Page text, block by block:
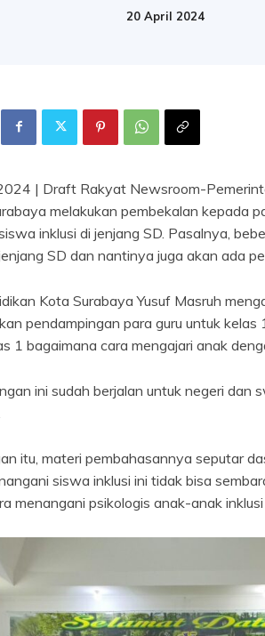
20 April 2024
| Draft Rakyat Newsroom-
melakukan pembekalan kepada
inklusi di jenjang SD. Pasalnya,
SD dan nantinya juga akan ada
Kota Surabaya Yusuf Masruh
pendampingan para guru untuk
1 bagaimana cara mengajari anak
ini sudah berjalan untuk negeri dan
itu, materi pembahasannya seputar
siswa inklusi ini tidak bisa
menangani psikologis anak-anak inklusi